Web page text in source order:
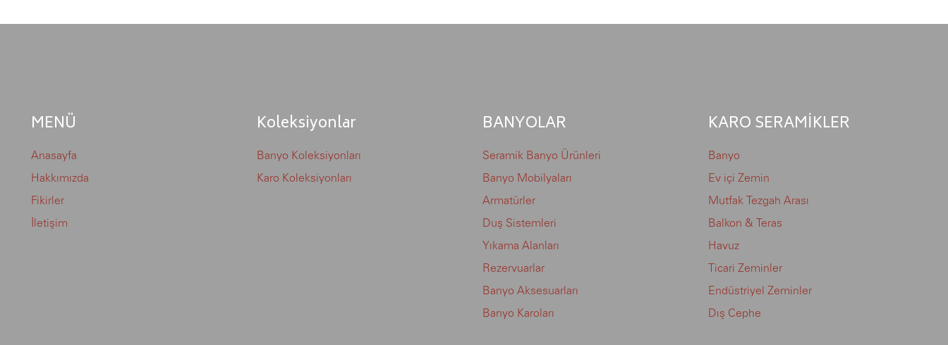
MENÜ
Anasayfa
Hakkımızda
Fikirler
İletişim
Koleksiyonlar
Banyo Koleksiyonları
Karo Koleksiyonları
BANYOLAR
Seramik Banyo Ürünleri
Banyo Mobilyaları
Armatürler
Duş Sistemleri
Yıkama Alanları
Rezervuarlar
Banyo Aksesuarları
Banyo Karoları
KARO SERAMİKLER
Banyo
Ev içi Zemin
Mutfak Tezgah Arası
Balkon & Teras
Havuz
Ticari Zeminler
Endüstriyel Zeminler
Dış Cephe